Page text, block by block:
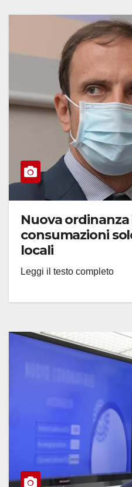
Nuova ordinanza
consumazioni
locali
Leggi il testo completo